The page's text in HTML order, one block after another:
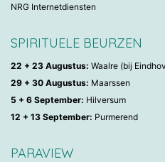
NRG Internetdiensten
SPIRITUELE BEURZEN
22 + 23 Augustus: Waalre (bij
29 + 30 Augustus: Maarssen
5 + 6 September: Hilversum
12 + 13 September: Purmerend
PARAVIEW